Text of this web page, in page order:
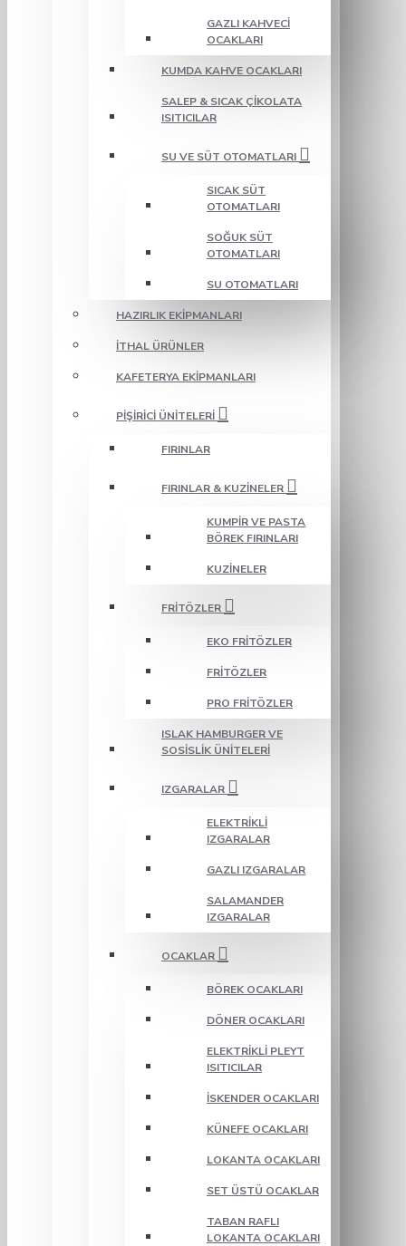
GAZLI KAHVECI
OCAKLARI
KUMDA KAHVE OCAKLARI
SALEP & SICAK ÇIKOLATA
ISITICILAR
SU VE SÜT OTOMATLARI
SICAK SÜT
OTOMATLARI
SOĞUK SÜT
OTOMATLARI
SU OTOMATLARI
HAZIRLIK EKIPMANLARI
İTHAL ÜRÜNLER
KAFETERYA EKIPMANLARI
PIŞIRICI ÜNITELERI
FIRINLAR
FIRINLAR & KUZINELER
KUMPIR VE PASTA
BÖREK FIRINLARI
KUZINELER
FRITÖZLER
EKO FRITÖZLER
FRITÖZLER
PRO FRITÖZLER
ISLAK HAMBURGER VE
SOSISLIK ÜNITELERI
IZGARALAR
ELEKTRIKLI
IZGARALAR
GAZLI IZGARALAR
SALAMANDER
IZGARALAR
OCAKLAR
BÖREK OCAKLARI
DÖNER OCAKLARI
ELEKTRIKLI PLEYT
ISITICILAR
İSKENDER OCAKLARI
KÜNEFE OCAKLARI
LOKANTA OCAKLARI
SET ÜSTÜ OCAKLAR
TABAN RAFLI
LOKANTA OCAKLARI